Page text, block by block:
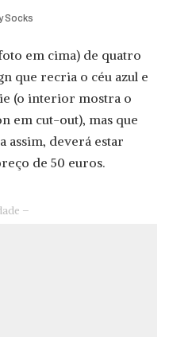
Socks
em cima) de quatro
que recria o céu azul e
(o interior mostra o
em cut-out), mas que
assim, deverá estar
de 50 euros.
–